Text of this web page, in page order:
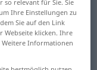
antippen)
Ihre Einstellungen zu
Sie auf den Link
Webseite klicken. Ihre
Weitere Informationen